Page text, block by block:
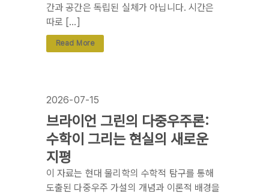
간과 공간은 독립된 실체가 아닙니다. 시간은
따로 […]
Read More
2026-07-15
브라이언 그린의 다중우주론:
수학이 그리는 현실의 새로운
지평
이 자료는 현대 물리학의 수학적 탐구를 통해
도출된 다중우주 가설의 개념과 이론적 배경을